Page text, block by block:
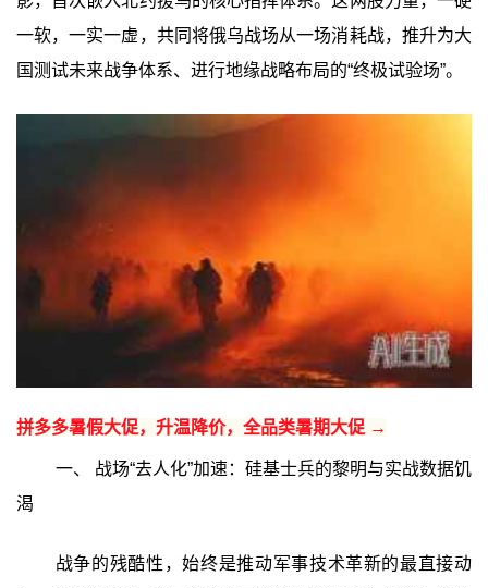
一软，一实一虚，共同将俄乌战场从一场消耗战，推升为大
国测试未来战争体系、进行地缘战略布局的“终极试验场”。
拼多多暑假大促，升温降价，全品类暑期大促 →
一、 战场“去人化”加速：硅基士兵的黎明与实战数据饥
渴
战争的残酷性，始终是推动军事技术革新的最直接动